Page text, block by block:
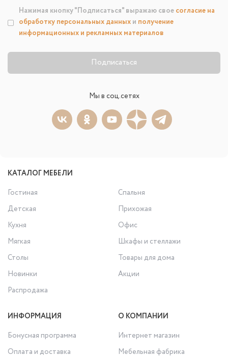
Подписаться
Нажимая кнопку "Подписаться" выражаю свое согласие на
обработку персональных данных и получение
информационных и рекламных материалов
Мы в соц.сетях
КАТАЛОГ МЕБЕЛИ
Гостиная
Спальня
Детская
Прихожая
Кухня
Офис
Мягкая
Шкафы и стеллажи
Столы
Товары для дома
Новинки
Акции
Распродажа
ИНФОРМАЦИЯ
Бонусная программа
Оплата и доставка
О КОМПАНИИ
Интернет магазин
Мебельная фабрика